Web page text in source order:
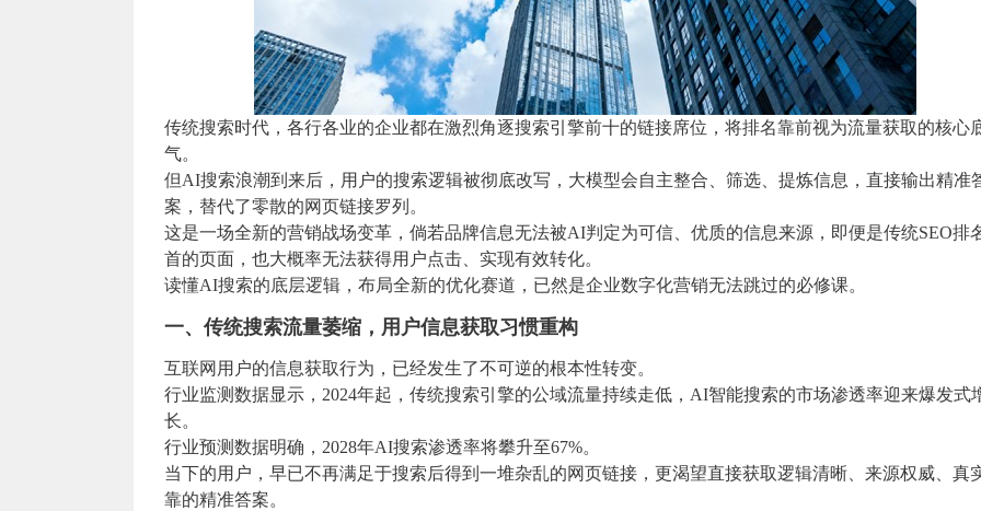
传统搜索时代，各行各业的企业都在激烈角逐搜索引擎前十的链接席位，将排名靠前视为流量获取的核心
气。
但AI搜索浪潮到来后，用户的搜索逻辑被彻底改写，大模型会自主整合、筛选、提炼信息，直接输出精准
案，替代了零散的网页链接罗列。
这是一场全新的营销战场变革，倘若品牌信息无法被AI判定为可信、优质的信息来源，即便是传统SEO排
首的页面，也大概率无法获得用户点击、实现有效转化。
读懂AI搜索的底层逻辑，布局全新的优化赛道，已然是企业数字化营销无法跳过的必修课。
一、传统搜索流量萎缩，用户信息获取习惯重构
互联网用户的信息获取行为，已经发生了不可逆的根本性转变。
行业监测数据显示，2024年起，传统搜索引擎的公域流量持续走低，AI智能搜索的市场渗透率迎来爆发式
长。
行业预测数据明确，2028年AI搜索渗透率将攀升至67%。
当下的用户，早已不再满足于搜索后得到一堆杂乱的网页链接，更渴望直接获取逻辑清晰、来源权威、真
靠的精准答案。